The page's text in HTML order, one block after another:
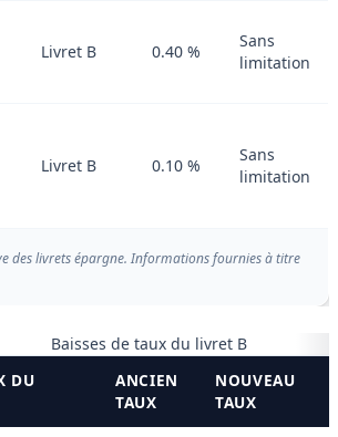
Livret B 0.40 %
Sans
limitation
Livret B 0.10 %
Sans
limitation
des livrets épargne. Informations fournies à titre
Baisses de taux du livret B
DU
ANCIEN
TAUX
NOUVEAU
TAUX